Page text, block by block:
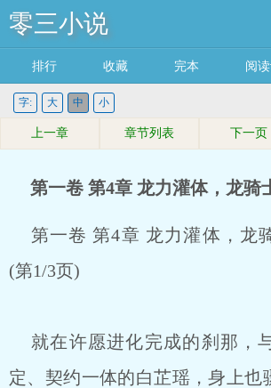
零三小说
排行 收藏 完本 阅
字: 大 中 小
上一章 章节列表 下一页
第一卷 第4章 龙力灌体，龙骑
第一卷 第4章 龙力灌体，龙
(第1/3页)
就在许愿进化完成的刹那，
定、契约一体的白芷瑶，身上也